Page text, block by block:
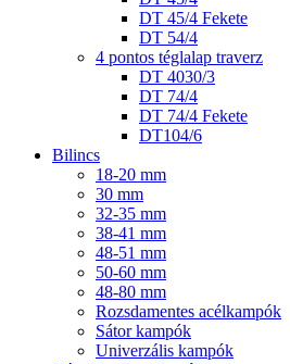
DT 45/4 Fekete
DT 54/4
4 pontos téglalap traverz
DT 4030/3
DT 74/4
DT 74/4 Fekete
DT104/6
Bilincs
18-20 mm
30 mm
32-35 mm
38-41 mm
48-51 mm
50-60 mm
48-80 mm
Rozsdamentes acélkampók
Sátor kampók
Univerzális kampók